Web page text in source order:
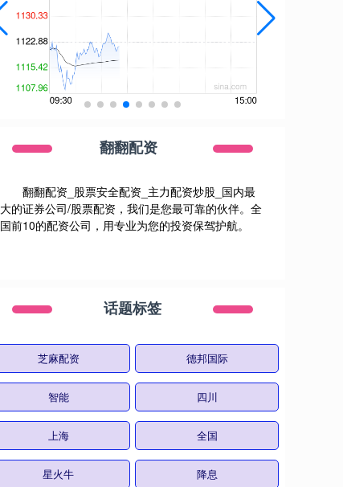
翻翻配资
翻翻配资_股票安全配资_主力配资炒股_国内最
大的证券公司/股票配资，我们是您最可靠的伙伴。全
国前10的配资公司，用专业为您的投资保驾护航。
话题标签
芝麻配资 德邦国际
智能 四川
上海 全国
星火牛 降息